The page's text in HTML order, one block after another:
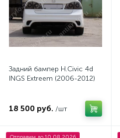
Задний бампер H.Civic 4d
INGS Extreem (2006-2012)
18 500 руб. /шт